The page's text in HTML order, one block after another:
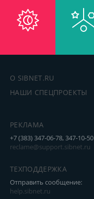
О SIBNET.RU
НАШИ СПЕЦПРОЕКТЫ
РЕКЛАМА
+7 (383) 347-06-78, 347-10-50
reclame@support.sibnet.ru
ТЕХПОДДЕРЖКА
Отправить сообщение:
help.sibnet.ru